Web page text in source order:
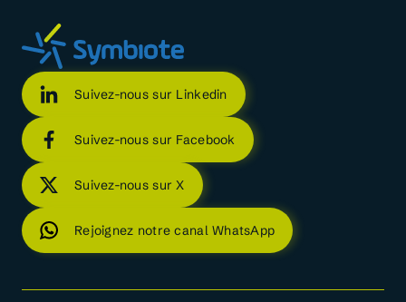
Suivez-nous sur Linkedin
Suivez-nous sur Facebook
Suivez-nous sur X
Rejoignez notre canal WhatsApp